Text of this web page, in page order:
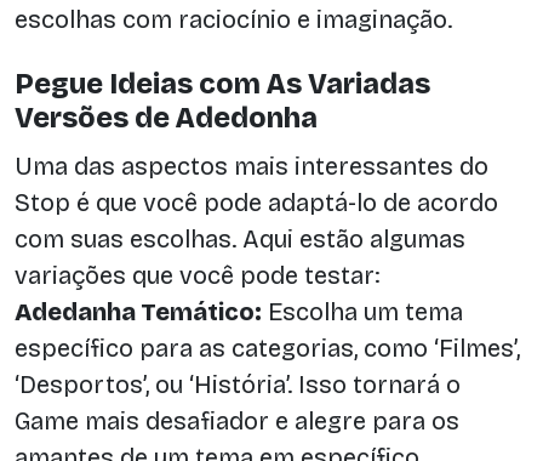
escolhas com raciocínio e imaginação.
Pegue Ideias com As Variadas
Versões de Adedonha
Uma das aspectos mais interessantes do
Stop é que você pode adaptá-lo de acordo
com suas escolhas. Aqui estão algumas
variações que você pode testar:
Adedanha Temático: Escolha um tema
específico para as categorias, como ‘Filmes’,
‘Desportos’, ou ‘História’. Isso tornará o
Game mais desafiador e alegre para os